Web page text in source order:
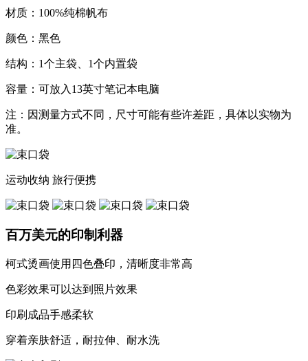
材质：100%纯棉帆布
颜色：黑色
结构：1个主袋、1个内置袋
容量：可放入13英寸笔记本电脑
注：因测量方式不同，尺寸可能有些许差距，具体以实物为
准。
运动收纳 旅行便携
百万美元的印制利器
柯式烫画使用四色叠印，清晰度非常高
色彩效果可以达到照片效果
印刷成品手感柔软
穿着亲肤舒适，耐拉伸、耐水洗